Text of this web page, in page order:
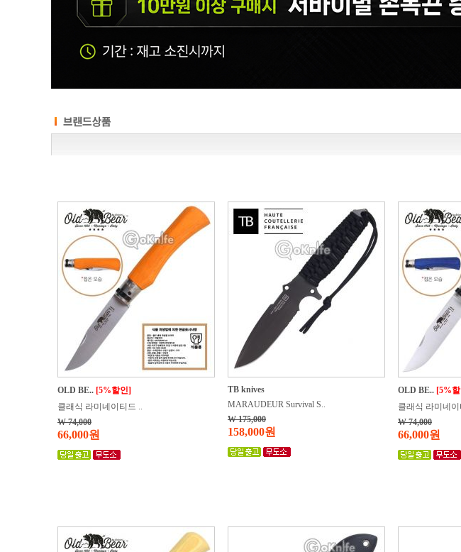
OLD BE.. [5%할인]
클래식 라미네이티드 ..
W 74,000
66,000원
TB knives
MARAUDEUR Survival S..
W 175,000
158,000원
OLD BE.. [5%
클래식 라미네이
W 74,000
66,000원